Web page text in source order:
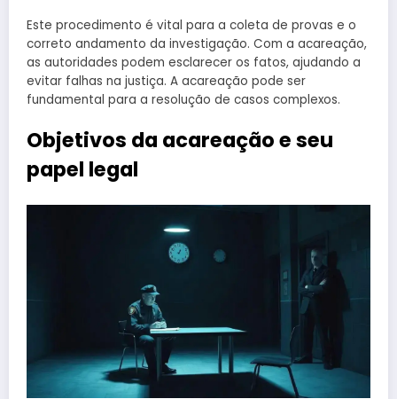
Este procedimento é vital para a coleta de provas e o
correto andamento da investigação. Com a acareação,
as autoridades podem esclarecer os fatos, ajudando a
evitar falhas na justiça. A acareação pode ser
fundamental para a resolução de casos complexos.
Objetivos da acareação e seu
papel legal